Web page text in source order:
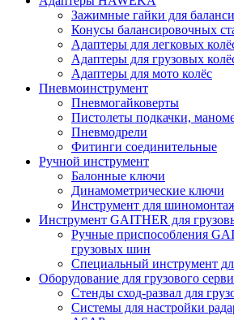
Зажимные гайки для
Конусы балансировочных
Адаптеры для легковых
Адаптеры для грузовых
Адаптеры для мото колёс
Пневмоинструмент
Пневмогайковерты
Пистолеты подкачки,
Пневмодрели
Фитинги соединительные
Ручной инструмент
Балонные ключи
Динамометрические ключи
Инструмент для
Инструмент GAITHER для
Ручные приспособления
грузовых шин
Специальный инструмент
Оборудование для грузового
Стенды сход-развал для
Системы для настройки